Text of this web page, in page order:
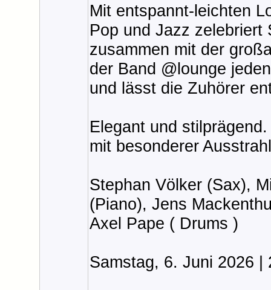
Mit entspannt-leichten
Pop und Jazz zelebriert
zusammen mit der
der Band @lounge
und lässt die Zuhörer
Elegant und
mit besonderer
Stephan Völker (Sax),
(Piano), Jens
Axel Pape ( Drums )
Samstag, 6. Juni 2026 |